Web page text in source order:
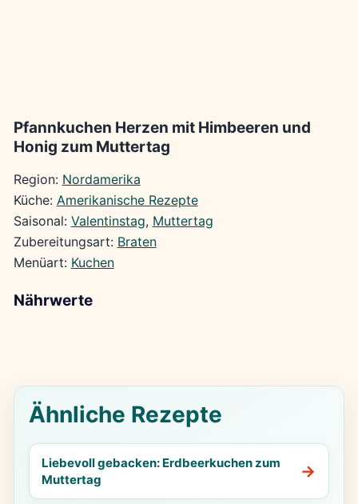
Pfannkuchen Herzen mit Himbeeren und
Honig zum Muttertag
Region: Nordamerika
Küche: Amerikanische Rezepte
Saisonal: Valentinstag, Muttertag
Zubereitungsart: Braten
Menüart: Kuchen
Nährwerte
Ähnliche Rezepte
Liebevoll gebacken: Erdbeerkuchen zum
Muttertag